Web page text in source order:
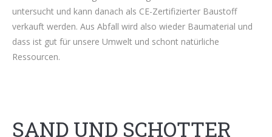
untersucht und kann danach als CE-Zertifizierter Baustoff
verkauft werden. Aus Abfall wird also wieder Baumaterial und
dass ist gut für unsere Umwelt und schont natürliche
Ressourcen.
SAND UND SCHOTTER